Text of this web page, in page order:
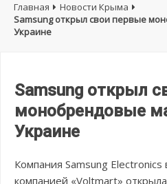
Главная
Новости Крыма
Samsung открыл свои первые
Украине
Samsung открыл
монобрендовые
Украине
Компания Samsung Electronics
компанией «Voltmart»